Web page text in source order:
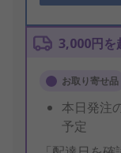
3,000円を
お取り寄せ品
本日発注
予定